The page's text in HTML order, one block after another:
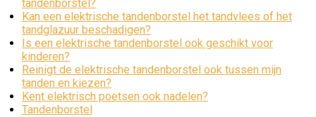
tandenborstel?
Kan een elektrische tandenborstel het tandvlees of het
tandglazuur beschadigen?
Is een elektrische tandenborstel ook geschikt voor
kinderen?
Reinigt de elektrische tandenborstel ook tussen mijn
tanden en kiezen?
Kent elektrisch poetsen ook nadelen?
Tandenborstel